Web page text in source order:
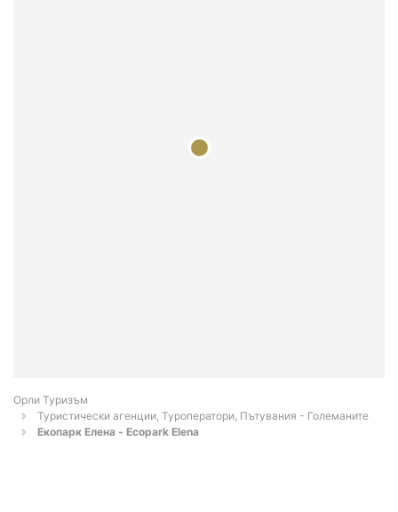
Орли Туризъм
Туристически агенции, Туроператори, Пътувания - Големаните
Екопарк Елена - Ecopark Elena